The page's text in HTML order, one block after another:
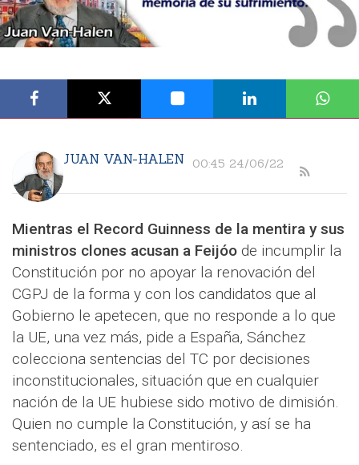
JUAN VAN-HALEN 00:45 24/06/22
Mientras el Record Guinness de la mentira y sus
ministros clones acusan a Feijóo de incumplir la
Constitución por no apoyar la renovación del
CGPJ de la forma y con los candidatos que al
Gobierno le apetecen, que no responde a lo que
la UE, una vez más, pide a España, Sánchez
colecciona sentencias del TC por decisiones
inconstitucionales, situación que en cualquier
nación de la UE hubiese sido motivo de dimisión.
Quien no cumple la Constitución, y así se ha
sentenciado, es el gran mentiroso.